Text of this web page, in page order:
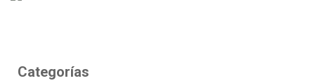
Categorías